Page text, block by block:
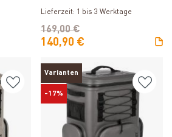
Lieferzeit: 1 bis 3 Werktage
140,90 €
169,00 €
Varianten
-17%